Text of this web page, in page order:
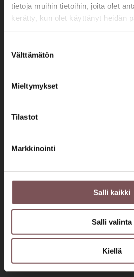
tietoja muihin tietoihin, joita olet
kerätty, kun olet käyttänyt heidän
valinta
Välttämätön
Mieltymykset
Tilastot
Markkinointi
Salli kaikki
Salli valinta
Kiellä
Huolto
Jyväskylä
0207 751 500
Jyväskylä
0207 751 500